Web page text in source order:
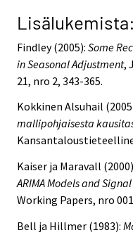
Lisälukemista:
Findley (2005): Some
in Seasonal Adjustment,
21, nro 2, 343-365.
Kokkinen Alsuhail
mallipohjaisesta
Kaiser ja Maravall
ARIMA Models and
Working Papers, nro
Bell ja Hillmer (1983):